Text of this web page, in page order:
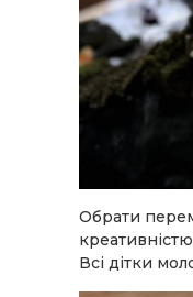
Обрати
Всі дітки